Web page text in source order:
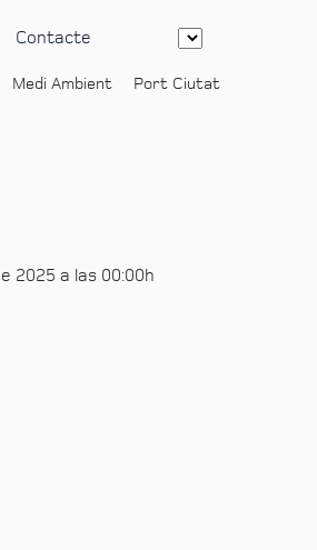
Contacte
Medi Ambient Port Ciutat
2025 a las 00:00h